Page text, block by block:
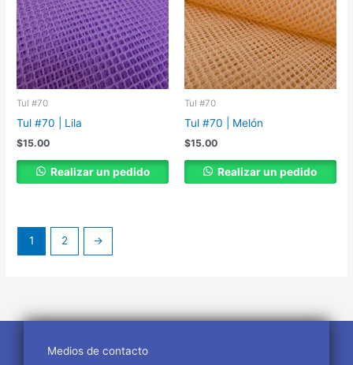
Tul #70
Tul #70 | Lila
$15.00
Realizar un pedido
Tul #70
Tul #70 | Melón
$15.00
Realizar un pedido
1 2 →
Medios de contacto